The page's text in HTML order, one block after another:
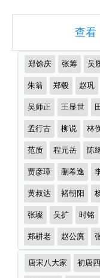
（精
首）
查看
推
荐
作
者
郑馀庆 张筹 吴
朱翁 郑毂 赵巩
吴师正 王显世
孟行古 柳说 林
范质 程元岳 陈
贾彦璋 蒯希逸
黄叔达 褚朝阳
张璨 吴扩 时铭
郑耕老 赵公廙
诗
词
唐宋八大家 初唐